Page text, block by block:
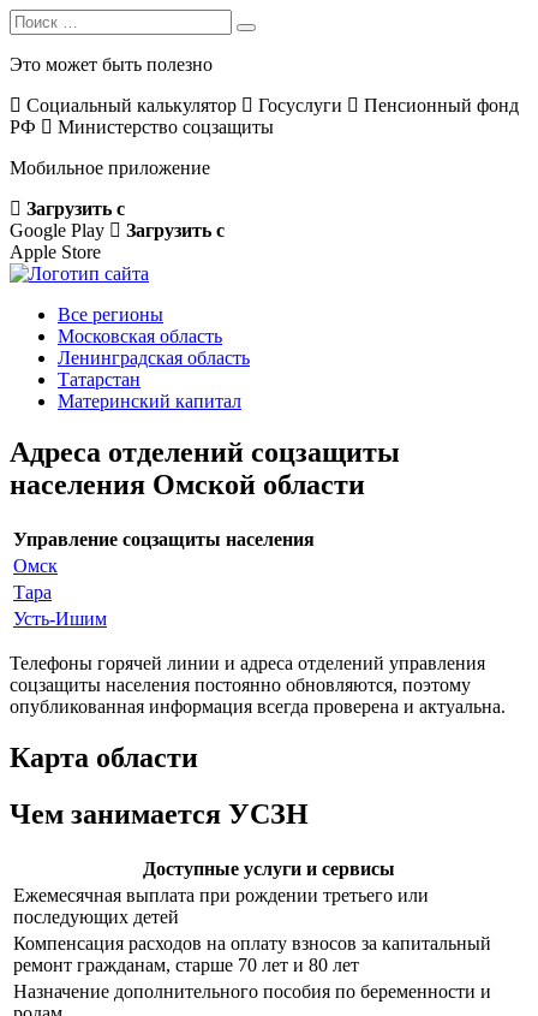
Search
for:
Search
Это может быть полезно
Социальный калькулятор
Госуслуги
Пенсионный фонд
РФ
Министерство соцзащиты
Мобильное приложение
Загрузить с
Google Play
Загрузить с
Apple Store
Все регионы
Московская область
Ленинградская область
Татарстан
Материнский капитал
Адреса отделений соцзащиты
населения Омской области
Управление соцзащиты населения
Омск
Тара
Усть-Ишим
Телефоны горячей линии и адреса отделений управления
соцзащиты населения постоянно обновляются, поэтому
опубликованная информация всегда проверена и актуальна.
Карта области
Чем занимается УСЗН
Доступные услуги и сервисы
Ежемесячная выплата при рождении третьего или
последующих детей
Компенсация расходов на оплату взносов за капитальный
ремонт гражданам, старше 70 лет и 80 лет
Назначение дополнительного пособия по беременности и